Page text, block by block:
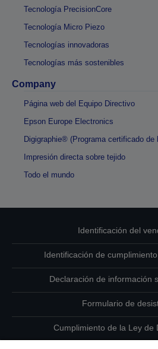
Tecnología PrecisionCore
Tecnología Micro Piezo
Tecnologías innovadoras
Tecnologías más sostenibles
Company
Página web del Equipo Directivo
Epson Europe Electronics
Digigraphie® (Programa certificado de
Impresión directa sobre tejido
Todo el mundo
Identificación del
Identificación de
Declaración de información
Formulario de
Cumplimiento de la Ley de